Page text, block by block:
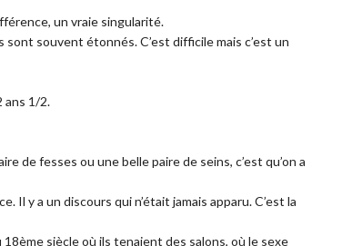
un vraie singularité.
souvent étonnés. C’est difficile mais c’est un
ans 1/2.
de fesses ou une belle paire de seins, c’est qu’on a
y a un discours qui n’était jamais apparu. C’est la
siècle où ils tenaient des salons, où le sexe